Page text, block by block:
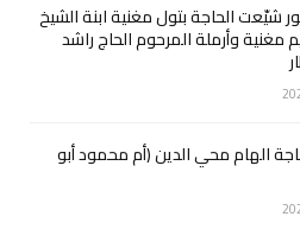
شيّعت الحاجة بتول مغنية ابنة الشيخ
مغنية وأرملة المرحوم الحاج راشد
الهام محي الدين (أم محمود أبو